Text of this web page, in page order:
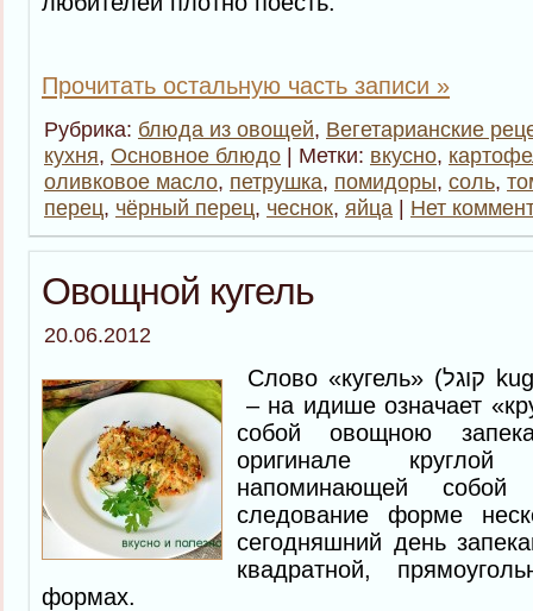
Прочитать остальную часть записи »
Рубрика: блюда из овощей, Вегетарианские
кухня, Основное блюдо | Метки: вкусно,
оливковое масло, петрушка, помидоры, соль,
перец, чёрный перец, чеснок, яйца | Нет
Овощной кугель
20.06.2012
Слово «кугель» (קוגל kugl)– «кугол» или «кугл»
– на идише означает
собой овощною
оригинале
напоминающей
следование форме
сегодняшний день
квадратной,
формах.